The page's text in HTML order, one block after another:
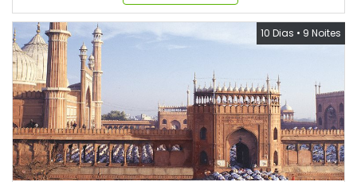
10 Dias • 9 Noites